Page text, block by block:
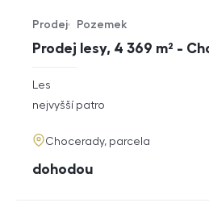
Prodej lesy, 4 369 m² -
Typ nabídky
Prodej
Typ nemovitosti
Pozemek
rozměry
Les
funkce
nejvyšší patro
adresa
Chocerady, parcela
cena
dohodou